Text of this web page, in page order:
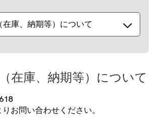
在庫、納期等）について
在庫、納期等）について
お問い合わせください。